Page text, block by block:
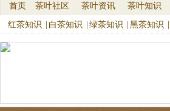
首页 茶叶社区 茶叶资讯 茶叶知识
红茶知识 白茶知识 绿茶知识 黑茶知识